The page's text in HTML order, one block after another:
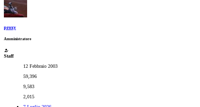
proxy
Amministratore
Staff
12 Febbraio 2003
59,396
9,583
2,015